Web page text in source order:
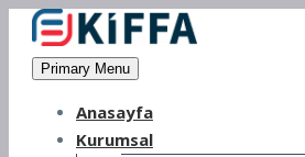
Primary Menu
Anasayfa
Kurumsal